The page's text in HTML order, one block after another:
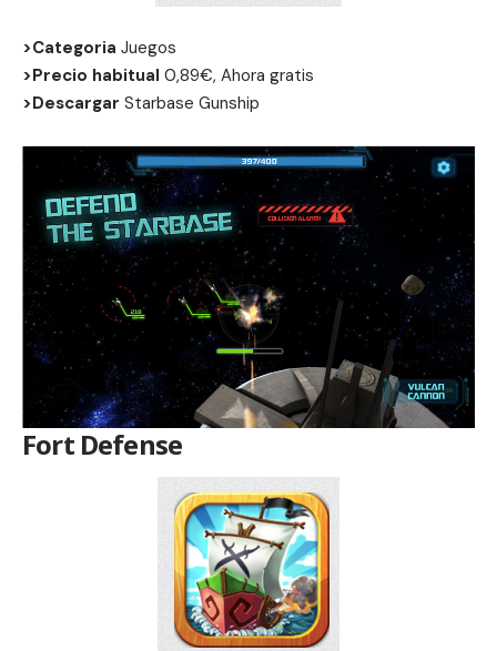
>Categoria Juegos
>Precio habitual 0,89€, Ahora gratis
>Descargar Starbase Gunship
Fort Defense